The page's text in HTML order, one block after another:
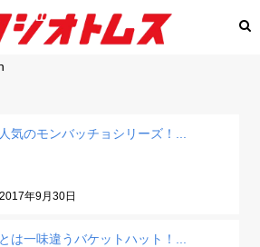
気のモンバッチョシリーズ！...
2017年9月30日
は一味違うバケットハット！...